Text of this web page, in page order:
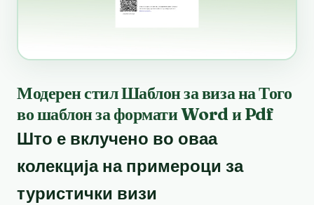
Модерен стил Шаблон за виза на Того
во шаблон за формати Word и Pdf
Што е вклучено во оваа
колекција на примероци за
туристички визи